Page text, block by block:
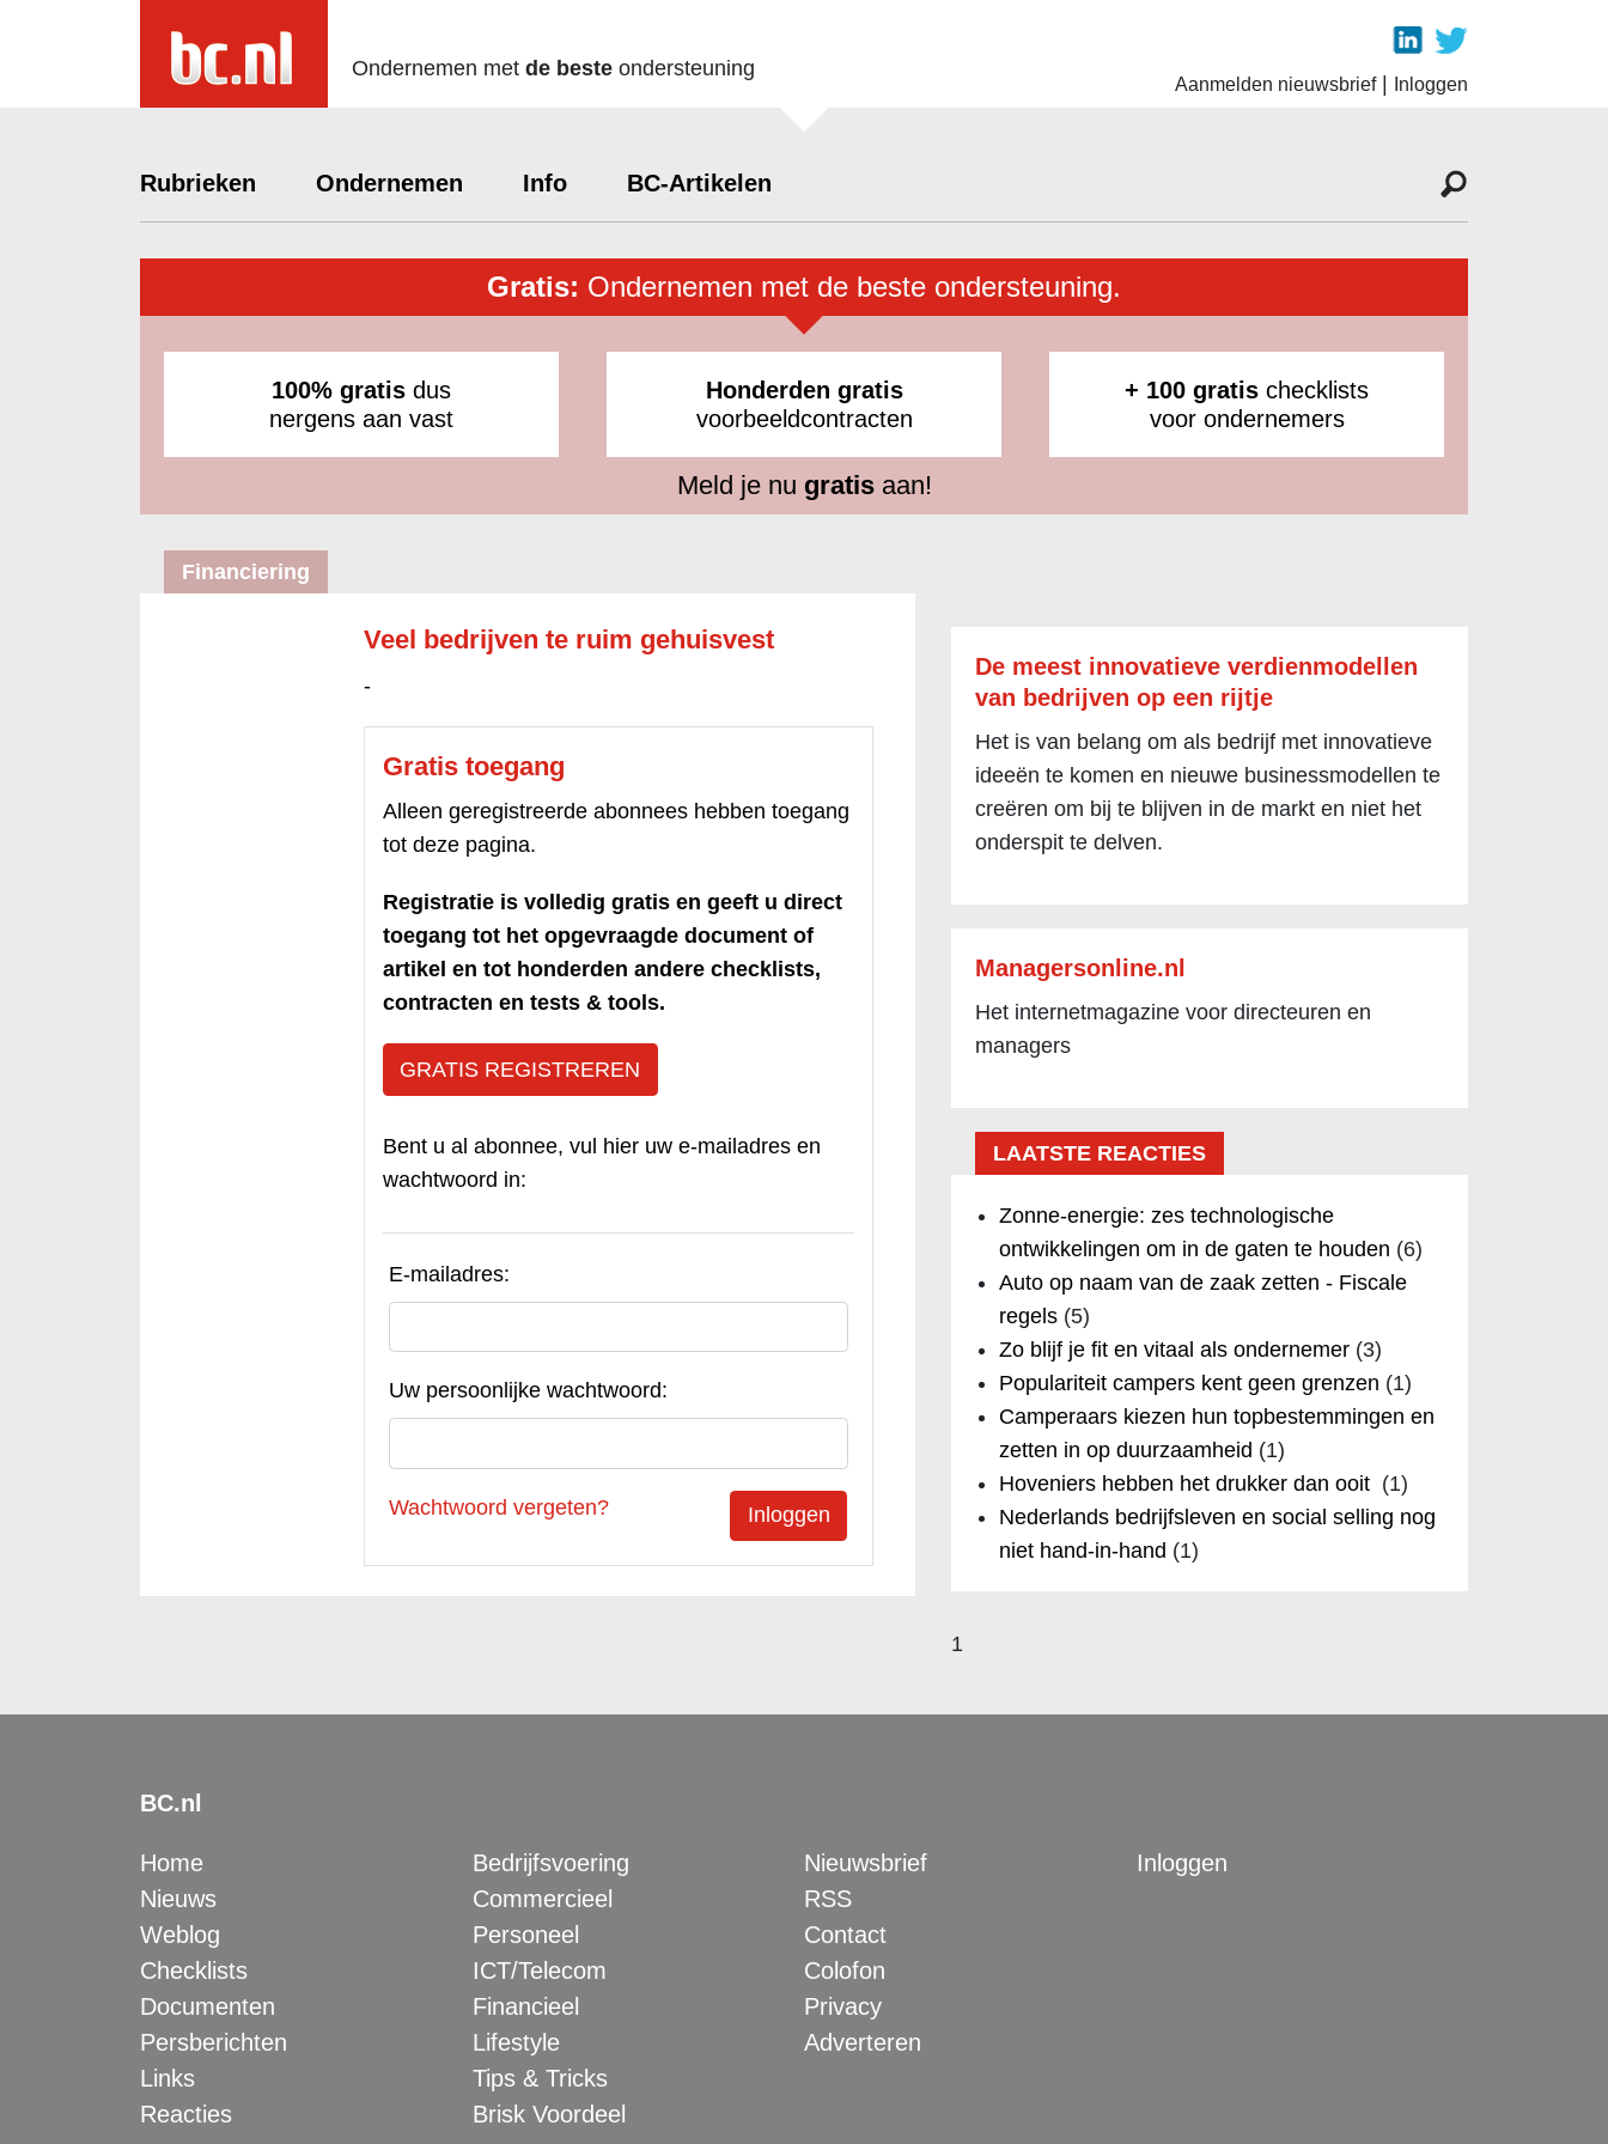
Ondernemen met de beste ondersteuning
Aanmelden nieuwsbrief| Inloggen
Rubrieken Ondernemen Info BC-Artikelen
Gratis: Ondernemen met de beste ondersteuning.
100% gratis dus
nergens aan vast
Honderden gratis
voorbeeldcontracten
+ 100 gratis checklists
voor ondernemers
Meld je nu gratisaan!
Financiering
Veel bedrijven te ruim gehuisvest
-
Gratis toegang
Alleen geregistreerde abonnees hebben toegang
tot deze pagina.
Registratie is volledig gratis en geeft u direct
toegang tot het opgevraagde document of
artikel en tot honderden andere checklists,
contracten en tests & tools.
GRATIS REGISTREREN
Bent u al abonnee, vul hier uw e-mailadres en
wachtwoord in:
E-mailadres:
Uw persoonlijke wachtwoord:
Wachtwoord vergeten?
De meest innovatieve verdienmodellen
van bedrijven op een rijtje
Het is van belang om als bedrijf met innovatieve
ideeën te komen en nieuwe businessmodellen te
creëren om bij te blijven in de markt en niet het
onderspit te delven.
Managersonline.nl
Het internetmagazine voor directeuren en
managers
LAATSTE REACTIES
Zonne-energie: zes technologische
ontwikkelingen om in de gaten te houden (6)
Auto op naam van de zaak zetten - Fiscale
regels(5)
Zo blijf je fit en vitaal als ondernemer(3)
Populariteit campers kent geen grenzen (1)
Camperaars kiezen hun topbestemmingen en
zetten in op duurzaamheid (1)
Hoveniers hebben het drukker dan ooit (1)
Nederlands bedrijfsleven en social selling nog
niet hand-in-hand (1)
1
BC.nl
Home
Nieuws
Weblog
Checklists
Documenten
Persberichten
Links
Reacties
Bedrijfsvoering
Commercieel
Personeel
ICT/Telecom
Financieel
Lifestyle
Tips & Tricks
Brisk Voordeel
Nieuwsbrief
RSS
Contact
Colofon
Privacy
Adverteren
Inloggen